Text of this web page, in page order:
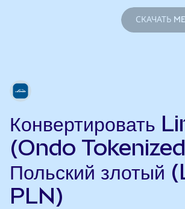
СКАЧАТЬ
Конвертировать
(Ondo
Польский злотый
PLN)